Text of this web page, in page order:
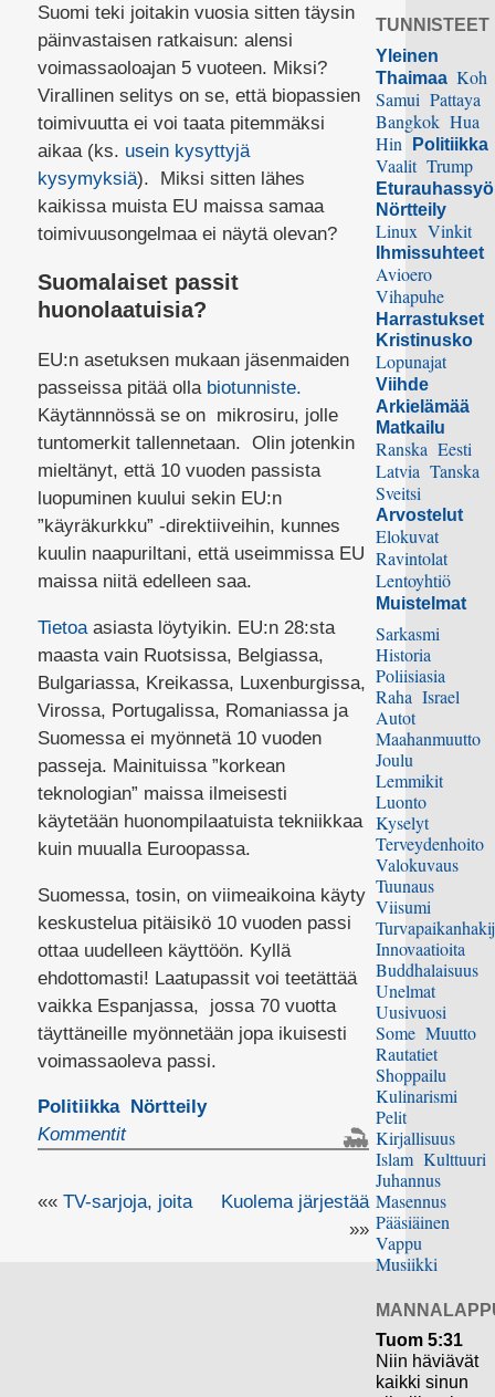
Suomi teki joitakin vuosia sitten täysin
päinvastaisen ratkaisun: alensi
voimassaoloajan 5 vuoteen. Miksi?
Virallinen selitys on se, että biopassien
toimivuutta ei voi taata pitemmäksi
aikaa (ks. usein kysyttyjä
kysymyksiä). Miksi sitten lähes
kaikissa muista EU maissa samaa
toimivuusongelmaa ei näytä olevan?
Suomalaiset passit
huonolaatuisia?
EU:n asetuksen mukaan jäsenmaiden
passeissa pitää olla biotunniste.
Käytännnössä se on mikrosiru, jolle
tuntomerkit tallennetaan. Olin jotenkin
mieltänyt, että 10 vuoden passista
luopuminen kuului sekin EU:n
”käyräkurkku” -direktiiveihin, kunnes
kuulin naapuriltani, että useimmissa EU
maissa niitä edelleen saa.
Tietoaasiasta löytyikin. EU:n 28:sta
maasta vain Ruotsissa, Belgiassa,
Bulgariassa, Kreikassa, Luxenburgissa,
Virossa, Portugalissa, Romaniassa ja
Suomessa ei myönnetä 10 vuoden
passeja. Mainituissa ”korkean
teknologian” maissa ilmeisesti
käytetään huonompilaatuista tekniikkaa
kuin muualla Euroopassa.
Suomessa, tosin, on viimeaikoina käyty
keskustelua pitäisikö 10 vuoden passi
ottaa uudelleen käyttöön. Kyllä
ehdottomasti! Laatupassit voi teetättää
vaikka Espanjassa, jossa 70 vuotta
täyttäneille myönnetään jopa ikuisesti
voimassaoleva passi.
Politiikka
Nörtteily
Kommentit
«« TV-sarjoja, joita
Kuolema järjestää
»»
TUNNISTEET
Yleinen
Thaimaa Koh
Samui Pattaya
Bangkok Hua
Hin
Politiikka
Vaalit Trump
Nörtteily
Linux Vinkit
Ihmissuhteet
Avioero
Vihapuhe
Harrastukset
Kristinusko
Lopunajat
Viihde
Arkielämää
Matkailu
Ranska Eesti
Latvia Tanska
Sveitsi
Arvostelut
Elokuvat
Ravintolat
Lentoyhtiö
Muistelmat
Sarkasmi
Historia
Poliisiasia
Raha Israel
Autot
Maahanmuutto
Joulu
Lemmikit
Luonto
Kyselyt
Terveydenhoito
Valokuvaus
Tuunaus
Viisumi
Innovaatioita
Buddhalaisuus
Unelmat
Uusivuosi
Some Muutto
Rautatiet
Shoppailu
Kulinarismi
Pelit
Kirjallisuus
Islam Kulttuuri
Juhannus
Masennus
Pääsiäinen
Vappu
Musiikki
Tuom 5:31
Niin häviävät
kaikki sinun